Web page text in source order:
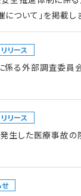
ついて」を掲載し
リース
係る外部調査委員
リース
生した医療事故の
せ